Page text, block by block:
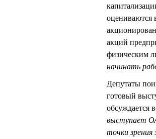
оцениваются
акций
физическим
начинать
Депутаты
готовый
обсуждается
выступает
точки